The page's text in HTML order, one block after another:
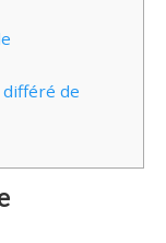
différé de